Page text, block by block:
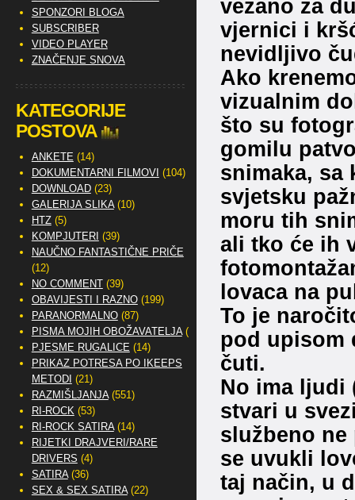
vezano za
vjernici i
nevidljivo
Ako
vizualnim
što su
gomilu
snimaka, sa
svjetsku
moru tih
ali tko će ih
lovaca na
To je
pod upisom
čuti.
No ima ljudi
stvari u
službeno
se uvukli
taj način, u
SPONZORI BLOGA
SUBSCRIBER
VIDEO PLAYER
ZNAČENJE SNOVA
KATEGORIJE
POSTOVA
ANKETE (14)
DOKUMENTARNI FILMOVI (104)
DOWNLOAD(23)
GALERIJA SLIKA(10)
HTZ(5)
KOMPJUTERI (39)
NAUČNO FANTASTIČNE PRIČE
(12)
NO COMMENT(39)
OBAVIJESTI I RAZNO(199)
PARANORMALNO(87)
PISMA MOJIH OBOŽAVATELJA(2)
PJESME RUGALICE (14)
PRIKAZ POTRESA PO IKEEPS
METODI (21)
RAZMIŠLJANJA(551)
RI-ROCK(53)
RI-ROCK SATIRA(14)
RIJETKI DRAJVERI/RARE
DRIVERS (4)
SATIRA(36)
SEX & SEX SATIRA(22)